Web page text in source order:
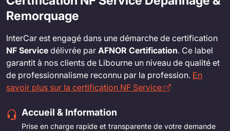
Remorquage
InterCar est engagé dans une démarche de certification
NF Service délivrée par AFNOR Certification. Ce label
garantit à nos clients de Libourne un niveau de qualité et
de professionnalisme reconnu par la profession. En
savoir plus sur la certification NF Service
Accueil & Information
Prise en charge rapide et transparente de votre demande